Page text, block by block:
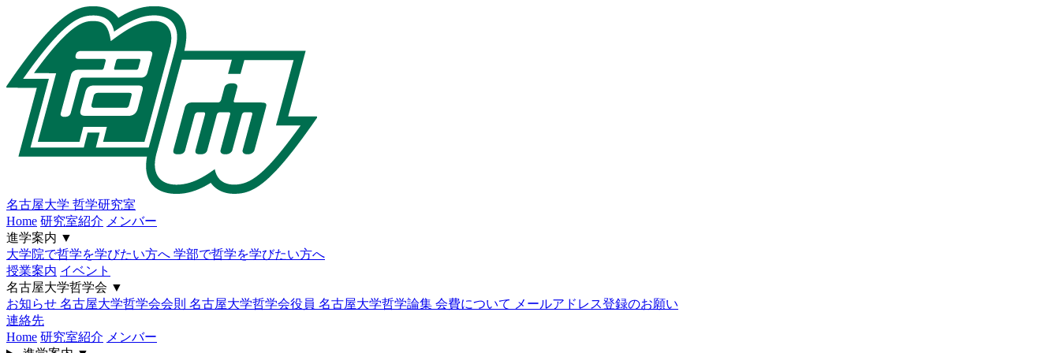
名古屋大学 哲学研究室
Home 研究室紹介 メンバー
進学案内 ▼
大学院で哲学を学びたい方へ 学部で哲学を学びたい方へ
授業案内 イベント
名古屋大学哲学会 ▼
お知らせ 名古屋大学哲学会会則 名古屋大学哲学会役員 名古屋大学哲学論集 会費について メールアドレス登録のお願い
連絡先
Home 研究室紹介 メンバー